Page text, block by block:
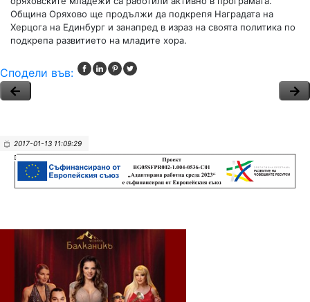
Община Оряхово ще продължи да подкрепя Наградата на
Херцога на Единбург и занапред в израз на своята политика по
подкрепа развитието на младите хора.
Сподели във:
2017-01-13 11:09:29